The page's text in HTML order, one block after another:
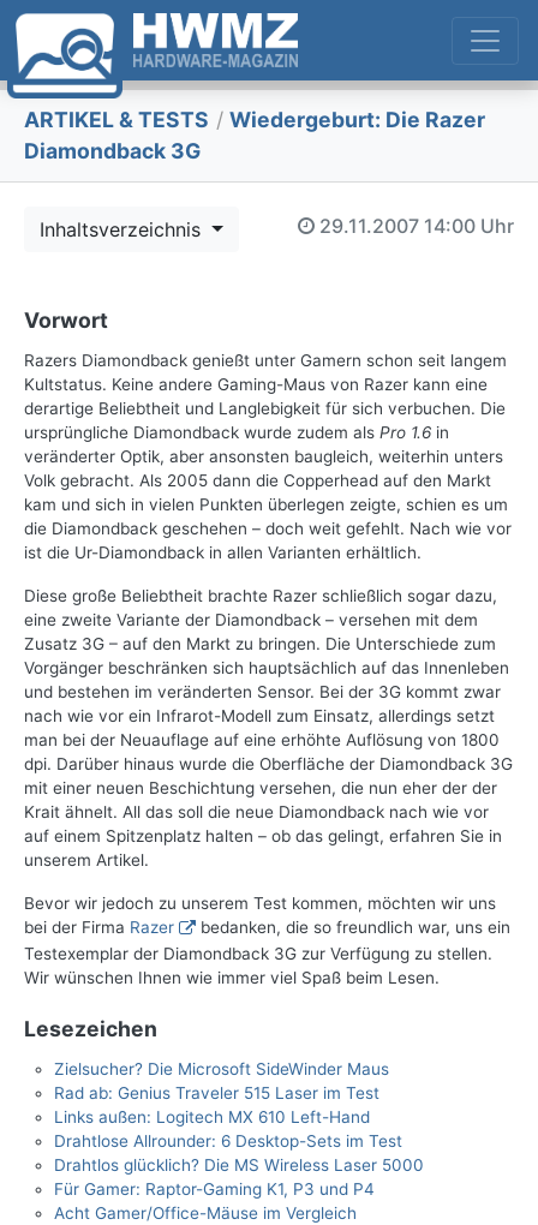
ARTIKEL & TESTS / Wiedergeburt: Die Razer
Diamondback 3G
Inhaltsverzeichnis 29.11.2007 14:00 Uhr
Vorwort
Razers Diamondback genießt unter Gamern schon seit langem
Kultstatus. Keine andere Gaming-Maus von Razer kann eine
derartige Beliebtheit und Langlebigkeit für sich verbuchen. Die
ursprüngliche Diamondback wurde zudem als Pro 1.6 in
veränderter Optik, aber ansonsten baugleich, weiterhin unters
Volk gebracht. Als 2005 dann die Copperhead auf den Markt
kam und sich in vielen Punkten überlegen zeigte, schien es um
die Diamondback geschehen – doch weit gefehlt. Nach wie vor
ist die Ur-Diamondback in allen Varianten erhältlich.
Diese große Beliebtheit brachte Razer schließlich sogar dazu,
eine zweite Variante der Diamondback – versehen mit dem
Zusatz 3G – auf den Markt zu bringen. Die Unterschiede zum
Vorgänger beschränken sich hauptsächlich auf das Innenleben
und bestehen im veränderten Sensor. Bei der 3G kommt zwar
nach wie vor ein Infrarot-Modell zum Einsatz, allerdings setzt
man bei der Neuauflage auf eine erhöhte Auflösung von 1800
dpi. Darüber hinaus wurde die Oberfläche der Diamondback 3G
mit einer neuen Beschichtung versehen, die nun eher der der
Krait ähnelt. All das soll die neue Diamondback nach wie vor
auf einem Spitzenplatz halten – ob das gelingt, erfahren Sie in
unserem Artikel.
Bevor wir jedoch zu unserem Test kommen, möchten wir uns
bei der Firma Razer
bedanken, die so freundlich war, uns ein
Testexemplar der Diamondback 3G zur Verfügung zu stellen.
Wir wünschen Ihnen wie immer viel Spaß beim Lesen.
Lesezeichen
Zielsucher? Die Microsoft SideWinder Maus
Rad ab: Genius Traveler 515 Laser im Test
Links außen: Logitech MX 610 Left-Hand
Drahtlose Allrounder: 6 Desktop-Sets im Test
Drahtlos glücklich? Die MS Wireless Laser 5000
Für Gamer: Raptor-Gaming K1, P3 und P4
Acht Gamer/Office-Mäuse im Vergleich